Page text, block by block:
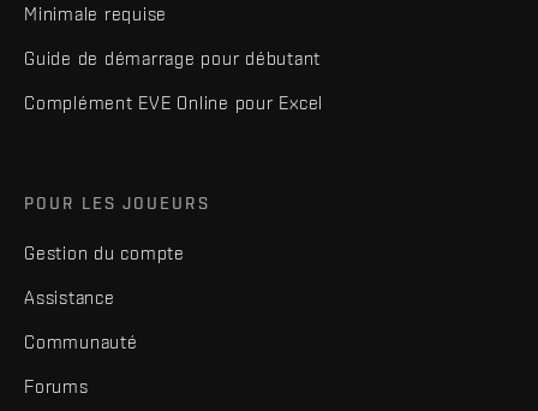
Minimale requise
Guide de démarrage pour débutant
Complément EVE Online pour Excel
POUR LES JOUEURS
Gestion du compte
Assistance
Communauté
Forums